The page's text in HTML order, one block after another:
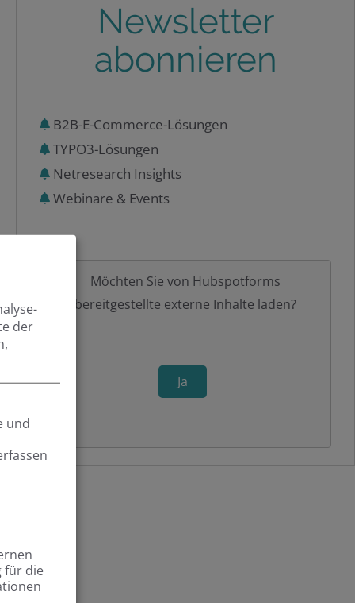
Newsletter
abonnieren
B2B-E-Commerce-Lösungen
TYPO3-Lösungen
Netresearch Insights
Webinare & Events
Möchten Sie von Hubspotforms
bereitgestellte externe Inhalte laden?
Ja
der
und
für die